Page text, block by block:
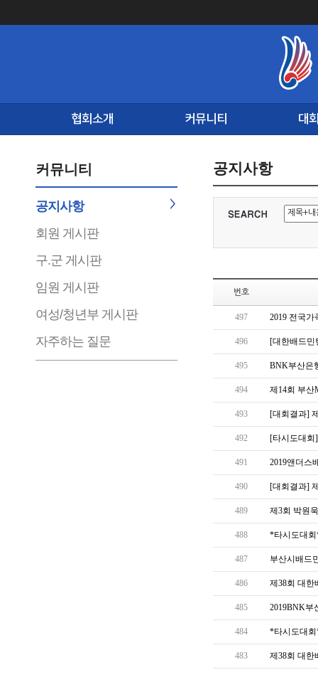
협회소개 커뮤니티 대
커뮤니티
공지사항
회원 게시판
구.군 게시판
임원 게시판
여성/청년부 게시판
자주하는 질문
공지사항
번호
497 2019 전국
496 [대한배드
495 BNK부산은
494 제14회 부산
493 [대회결과]
492 [타시도대회
491 2019앤더스
490 [대회결과]
489 제3회 박원
488 *타시도대회
487 부산시배드
486 제38회 대한
485 2019BNK부
484 *타시도대회
483 제38회 대한